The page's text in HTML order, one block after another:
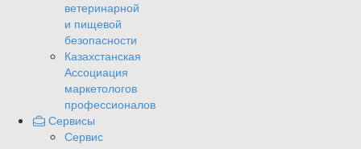
ветеринарной
и пищевой
безопасности
Казахстанская
Ассоциация
маркетологов
профессионалов
Сервисы
Сервис